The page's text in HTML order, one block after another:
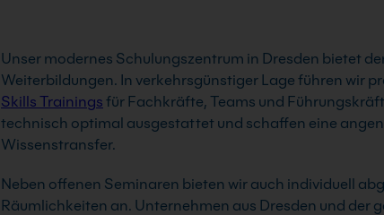
Unser modernes Schulungszentrum in Dresden bietet
Weiterbildungen. In verkehrsgünstiger Lage führen wir
Skills Trainings für Fachkräfte, Teams und
technisch optimal ausgestattet und schaffen eine
Wissenstransfer.
Neben offenen Seminaren bieten wir auch individuell
Räumlichkeiten an. Unternehmen aus Dresden und der